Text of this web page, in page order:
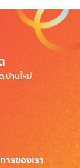
บ้านใหม่
ารของเรา